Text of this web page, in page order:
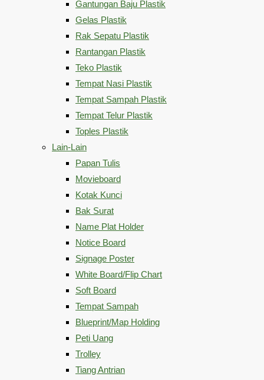
Gantungan Baju Plastik
Gelas Plastik
Rak Sepatu Plastik
Rantangan Plastik
Teko Plastik
Tempat Nasi Plastik
Tempat Sampah Plastik
Tempat Telur Plastik
Toples Plastik
Lain-Lain
Papan Tulis
Movieboard
Kotak Kunci
Bak Surat
Name Plat Holder
Notice Board
Signage Poster
White Board/Flip Chart
Soft Board
Tempat Sampah
Blueprint/Map Holding
Peti Uang
Trolley
Tiang Antrian